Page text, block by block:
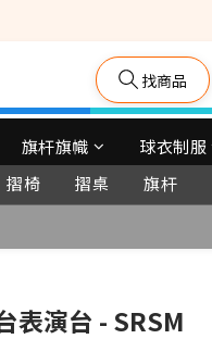
屏風, 籠車, 舞台等)
找商品
旗杆旗幟 球衣制服
摺椅 摺桌 旗杆
表演台 - SRSM